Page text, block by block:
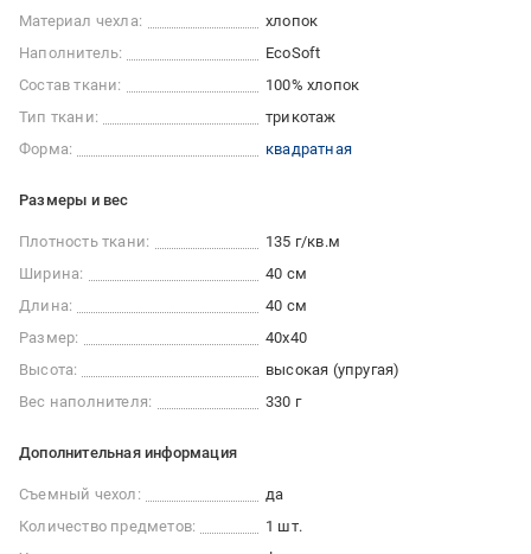
Материал чехла:
хлопок
Наполнитель:
EcoSoft
Состав ткани:
100% хлопок
Тип ткани:
трикотаж
Форма:
квадратная
Размеры и вес
Плотность ткани:
135 г/кв.м
Ширина:
40 см
Длина:
40 см
Размер:
40x40
Высота:
высокая (упругая)
Вес наполнителя:
330 г
Дополнительная информация
Съемный чехол:
да
Количество предметов:
1 шт.